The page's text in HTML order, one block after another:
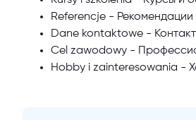
Referencje - Рекомендации
Dane kontaktowe -
Cel zawodowy -
Hobby i zainteresowania -